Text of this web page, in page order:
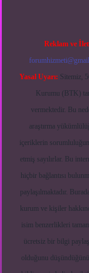
Reklam ve
Yasal Uyarı: Sitemiz,
Kurumu (BTK)
vermektedir. Bu
araştırma
içeriklerin
etmiş sayılırlar. Bu
hiçbir bağlantısı
paylaşılmaktadır.
kurum ve kişiler
isim benzerlikleri
ücretsiz bir bilgi
olduğunu